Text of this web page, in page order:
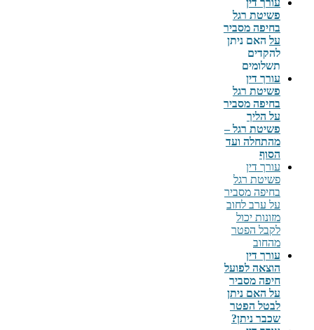
פשיטת רגל
בחיפה מסביר
על האם ניתן
להקדים
תשלומים
עורך דין
פשיטת רגל
בחיפה מסביר
על הליך
פשיטת רגל –
מהתחלה ועד
הסוף
עורך דין
פשיטת רגל
בחיפה מסביר
על ערב לחוב
מזונות יכול
לקבל הפטר
מהחוב
עורך דין
הוצאה לפועל
חיפה מסביר
על האם ניתן
לבטל הפטר
שכבר ניתן?